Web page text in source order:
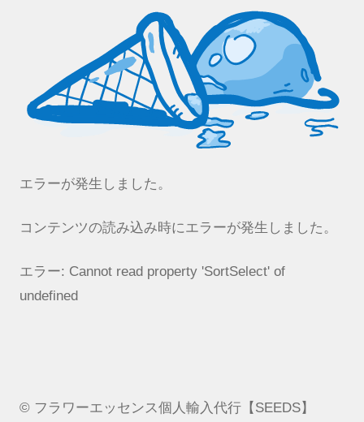
エラーが発生しました。
コンテンツの読み込み時にエラーが発生しました。
エラー: Cannot read property 'SortSelect' of
undefined
© フラワーエッセンス個人輸入代行【SEEDS】